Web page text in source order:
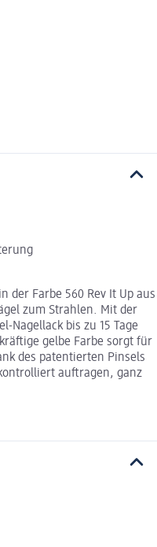
der Farbe 560 Rev It Up aus
zum Strahlen. Mit der
Nagellack bis zu 15 Tage
gelbe Farbe sorgt für
des patentierten Pinsels
auftragen, ganz